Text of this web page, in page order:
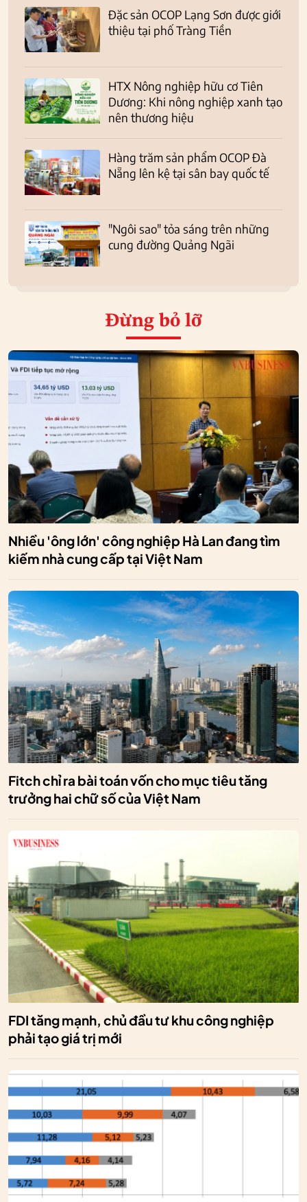
Đặc sản OCOP Lạng Sơn được giới
thiệu tại phố Tràng Tiền
HTX Nông nghiệp hữu cơ Tiên
Dương: Khi nông nghiệp xanh tạo
nên thương hiệu
Hàng trăm sản phẩm OCOP Đà
Nẵng lên kệ tại sân bay quốc tế
"Ngôi sao" tỏa sáng trên những
cung đường Quảng Ngãi
Đừng bỏ lỡ
Nhiều 'ông lớn' công nghiệp Hà Lan đang tìm
kiếm nhà cung cấp tại Việt Nam
Fitch chỉ ra bài toán vốn cho mục tiêu tăng
trưởng hai chữ số của Việt Nam
FDI tăng mạnh, chủ đầu tư khu công nghiệp
phải tạo giá trị mới